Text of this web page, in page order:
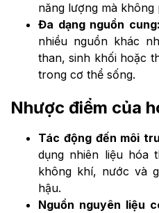
năng lượng mà
Đa dạng nguồn cung:
nhiều nguồn khác
than, sinh khối hoặc
trong cơ thể sống.
Nhược điểm của
Tác động đến môi
dụng nhiên liệu hóa
không khí, nước và
hậu.
Nguồn nguyên liệu